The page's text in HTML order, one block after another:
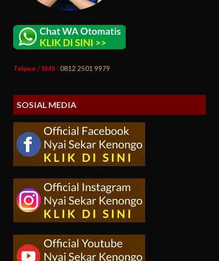
Telpon / SMS : 0812 2501 9979
SOSIAL MEDIA